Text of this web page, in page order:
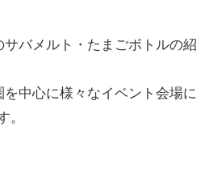
バメルト・たまごボトルの紹
中心に様々なイベント会場に
。